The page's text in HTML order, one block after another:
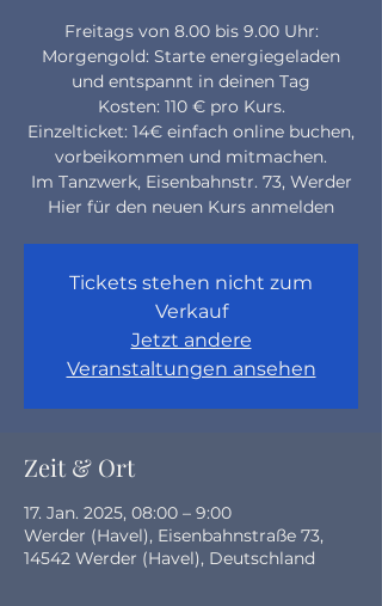
Freitags von 8.00 bis 9.00 Uhr:
Morgengold: Starte energiegeladen
und entspannt in deinen Tag
Kosten: 110 € pro Kurs.
Einzelticket: 14€ einfach online buchen,
vorbeikommen und mitmachen.
Im Tanzwerk, Eisenbahnstr. 73, Werder
Hier für den neuen Kurs anmelden
Tickets stehen nicht zum
Verkauf
Jetzt andere
Veranstaltungen ansehen
Zeit & Ort
17. Jan. 2025, 08:00 – 9:00
Werder (Havel), Eisenbahnstraße 73,
14542 Werder (Havel), Deutschland